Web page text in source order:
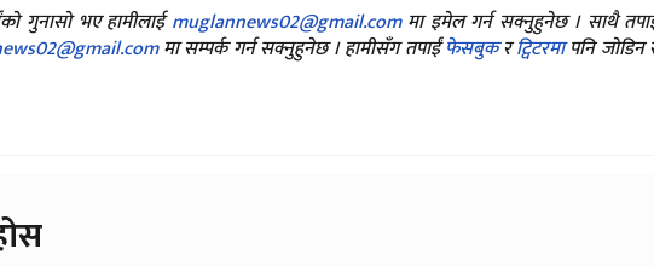
गुनासो भए हामीलाईmuglannews02@gmail.comमा इमेल गर्न सक्नुहुनेछ । साथै
मा सम्पर्क गर्न सक्नुहुनेछ । हामीसँग तपाईंफेसबुकरट्विटरमापनि